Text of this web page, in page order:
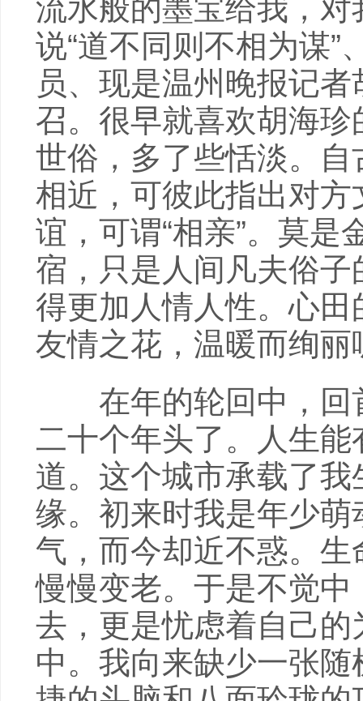
流水般的墨宝给我，
说“道不同则不相为谋”
员、现是温州晚报记
召。很早就喜欢胡海
世俗，多了些恬淡。自
相近，可彼此指出对
谊，可谓“相亲”。莫
宿，只是人间凡夫俗
得更加人情人性。心
友情之花，温暖而绚丽
在年的轮回中，回
二十个年头了。人生
道。这个城市承载了
缘。初来时我是年少
气，而今却近不惑。
慢慢变老。于是不觉
去，更是忧虑着自己
中。我向来缺少一张